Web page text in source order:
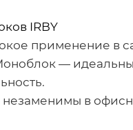
IRBY
применение в
—
в